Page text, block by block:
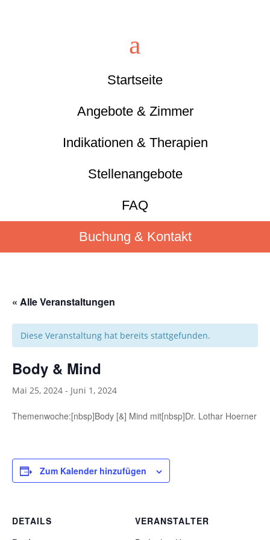
a
Startseite
Angebote & Zimmer
Indikationen & Therapien
Stellenangebote
FAQ
Buchung & Kontakt
« Alle Veranstaltungen
Diese Veranstaltung hat bereits stattgefunden.
Body & Mind
Mai 25, 2024 - Juni 1, 2024
Themenwoche:[nbsp]Body [&] Mind mit[nbsp]Dr. Lothar Hoerner
Zum Kalender hinzufügen
DETAILS
VERANSTALTER